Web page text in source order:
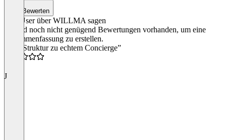
Bewerten
Was User über WILLMA sagen
Es sind noch nicht genügend Bewertungen vorhanden, um eine
Zusammenfassung zu erstellen.
“Von Struktur zu echtem Concierge”
J